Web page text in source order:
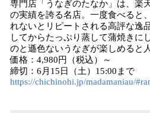
専門店「うなぎのたなか」は、楽
の実績を誇る名店。一度食べると
れないとリピートされる高評な逸
してからたっぷり蒸して蒲焼きに
のと遜色ないうなぎが楽しめると人
価格：4,980円（税込）～
締切：6月15日（土）15:00まで
https://chichinohi.jp/madamaniau/